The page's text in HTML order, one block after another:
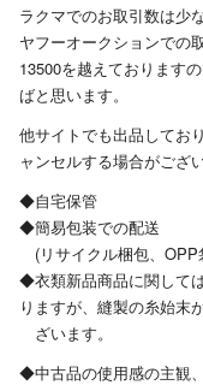
ラクマでのお取引数は少
ヤフーオークションでの
13500を越えております
ばと思います。
他サイトでも出品してお
ャンセルする場合がござ
◆自宅保管
◆簡易包装での配送
(リサイクル梱包、OPP
◆衣類新品商品に関して
りますが、縫製の糸始末
ざいます。
◆中古品の使用感の主観、